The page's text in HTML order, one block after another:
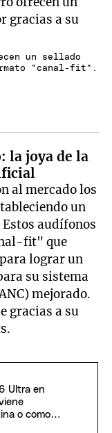
un sellado
"canal-fit".
la joya de la
al mercado los
un
audífonos
fit" que
lograr un
su sistema
mejorado.
gracias a su
Ultra en
o como